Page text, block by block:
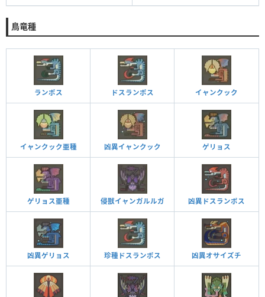
鳥竜種
ランポス ドスランポス イャンクック
イャンクック亜種 凶異イャンクック ゲリョス
ゲリョス亜種 侵獣イャンガルルガ 凶異ドスランポス
凶異ゲリョス 珍種ドスランポス 凶異オサイズチ